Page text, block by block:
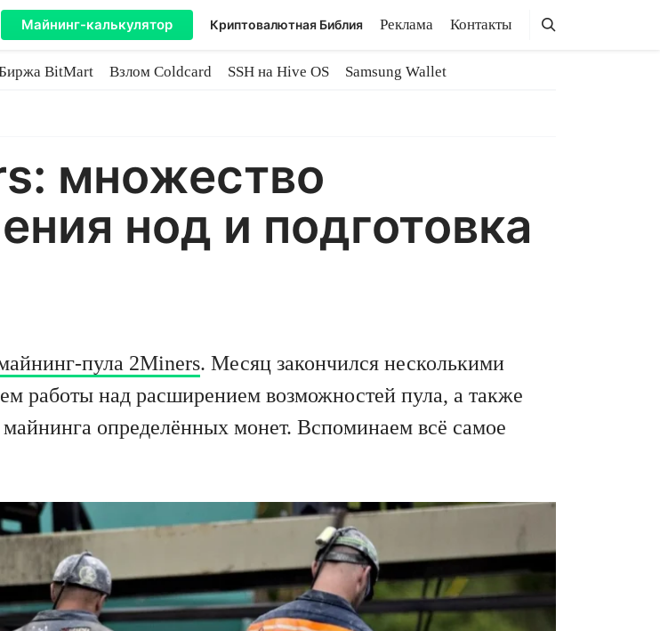
Майнинг-калькулятор Криптовалютная Библия Реклама Контакты Поиск
Поиск
BitMart Взлом Coldcard SSH на Hive OS
Samsung Wallet
множество
нод и подготовка
пула 2Miners. Месяц закончился несколькими
работы над расширением возможностей пула, а также
определённых монет. Вспоминаем всё самое